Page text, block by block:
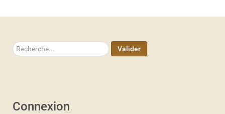
Rechercher Valider
Connexion